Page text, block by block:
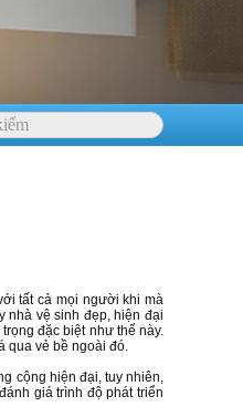
tất cả mọi người khi mà
nhà vệ sinh đẹp, hiện đại
đặc biệt như thế này.
qua vẻ bề ngoài đó.
cộng hiện đại, tuy nhiên,
giá trình độ phát triển